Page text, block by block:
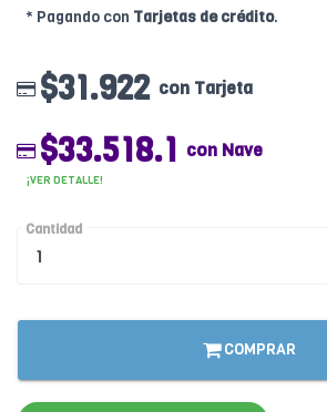
* Pagando con Tarjetas de crédito.
$31.922 con Tarjeta
$33.518.1 con Nave
¡VER DETALLE!
Cantidad
COMPRAR